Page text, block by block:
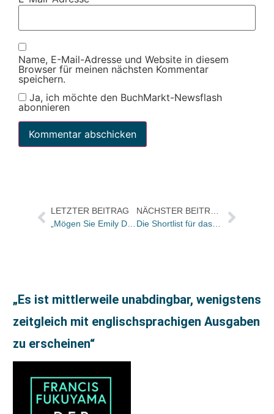
Name, E-Mail-Adresse und Website in diesem
Browser für meinen nächsten Kommentar
speichern.
Ja, ich möchte den BuchMarkt-Newsflash
abonnieren
LETZTER BEITRAG
„Mögen Sie Emily Dickinson?“ von Kai Grehn ist Hörbuch des Jahres 2023
„Es ist mittlerweile unabdingbar, wenigstens
zeitgleich mit englischsprachigen Ausgaben
zu erscheinen“